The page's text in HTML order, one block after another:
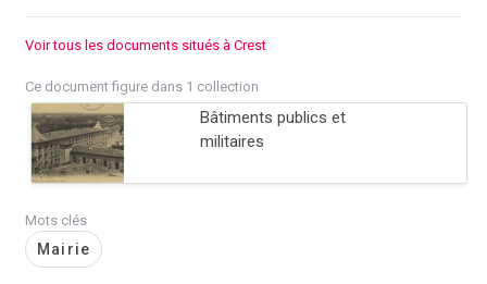
Voir tous les documents situés à Crest
Ce document figure dans 1 collection
Bâtiments publics et
militaires
Mots clés
Mairie